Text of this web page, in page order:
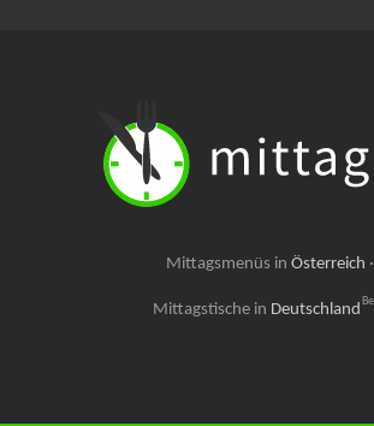
Mittagsmenüs in Österreich ·
Mittagstische in Deutschland